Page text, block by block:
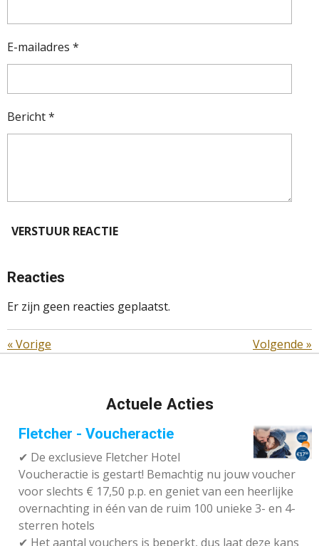
E-mailadres *
Bericht *
VERSTUUR REACTIE
Reacties
Er zijn geen reacties geplaatst.
«Vorige Volgende »
Actuele Acties
Fletcher - Voucheractie
✔ De exclusieve Fletcher Hotel
Voucheractie is gestart! Bemachtig nu jouw voucher
voor slechts € 17,50 p.p. en geniet van een heerlijke
overnachting in één van de ruim 100 unieke 3- en 4-
sterren hotels
✔ Het aantal vouchers is beperkt, dus laat deze kans